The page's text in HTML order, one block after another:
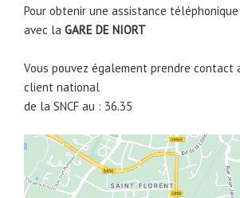
Pour obtenir une assistance
avec la GARE DE NIORT
Vous pouvez également prendre contact
client national
de la SNCF au : 36.35